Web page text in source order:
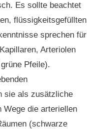
Es sollte beachtet
flüssigkeitsgefüllten
sprechen für
Arteriolen
Pfeile).
sie als zusätzliche
Wege die arteriellen
(schwarze